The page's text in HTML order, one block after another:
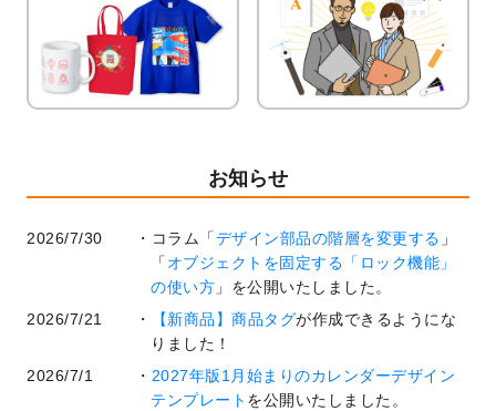
お知らせ
2026/7/30 コラム「デザイン部品の階層を変更する 」
「 オブジェクトを固定する「ロック機能」
の使い方 」を公開いたしました。
2026/7/21
【新商品】商品タグが作成できるようにな
りました！
2026/7/1
2027年版1月始まりのカレンダーデザイン
テンプレート を公開いたしました。